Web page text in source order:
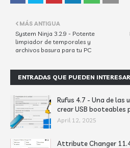
MÁS ANTIGUA
System Ninja 3.2.9 - Potente
limpiador de temporales y
archivos basura para tu PC
ENTRADAS QUE PUEDEN
Rufus 4.7 - Una de las
crear USB booteables
April 12, 2025
Attribute Changer